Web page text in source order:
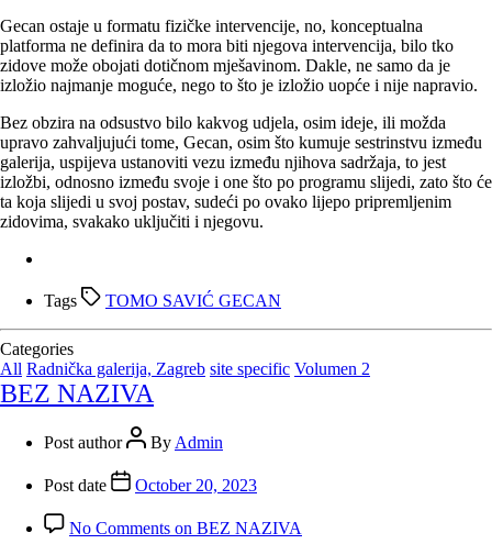
Gecan ostaje u formatu fizičke intervencije, no, konceptualna
platforma ne definira da to mora biti njegova intervencija, bilo tko
zidove može obojati dotičnom mješavinom. Dakle, ne samo da je
izložio najmanje moguće, nego to što je izložio uopće i nije napravio.
Bez obzira na odsustvo bilo kakvog udjela, osim ideje, ili možda
upravo zahvaljujući tome, Gecan, osim što kumuje sestrinstvu između
galerija, uspijeva ustanoviti vezu između njihova sadržaja, to jest
izložbi, odnosno između svoje i one što po programu slijedi, zato što će
ta koja slijedi u svoj postav, sudeći po ovako lijepo pripremljenim
zidovima, svakako uključiti i njegovu.
Tags TOMO SAVIĆ GECAN
Categories
All Radnička galerija, Zagreb site specific Volumen 2
BEZ NAZIVA
Post author By Admin
Post date October 20, 2023
No Comments on BEZ NAZIVA